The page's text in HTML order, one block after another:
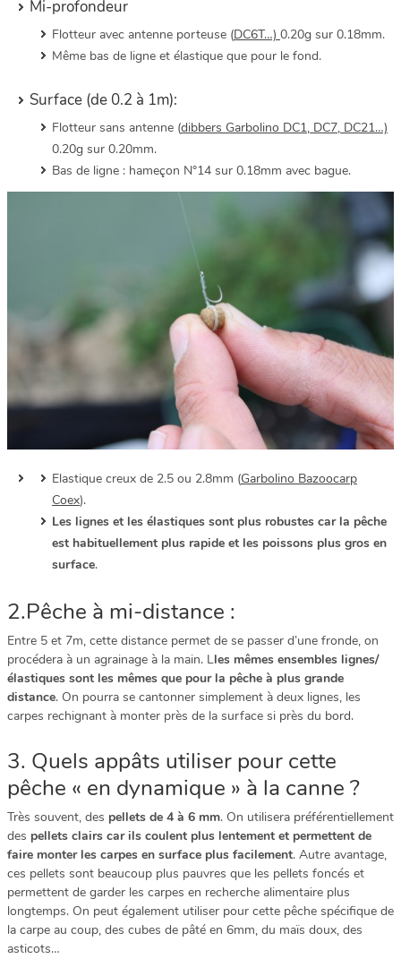
Mi-profondeur
Flotteur avec antenne porteuse (DC6T…) 0.20g sur 0.18mm.
Même bas de ligne et élastique que pour le fond.
Surface (de 0.2 à 1m):
Flotteur sans antenne (dibbers Garbolino DC1, DC7, DC21…)
0.20g sur 0.20mm.
Bas de ligne : hameçon N°14 sur 0.18mm avec bague.
Elastique creux de 2.5 ou 2.8mm (Garbolino Bazoocarp
Coex).
Les lignes et les élastiques sont plus robustes car la pêche
est habituellement plus rapide et les poissons plus gros en
surface.
2.Pêche à mi-distance :
Entre 5 et 7m, cette distance permet de se passer d’une fronde, on
procédera à un agrainage à la main. Lles mêmes ensembles lignes/
élastiques sont les mêmes que pour la pêche à plus grande
distance. On pourra se cantonner simplement à deux lignes, les
carpes rechignant à monter près de la surface si près du bord.
3. Quels appâts utiliser pour cette
pêche « en dynamique » à la canne ?
Très souvent, des pellets de 4 à 6 mm. On utilisera préférentiellement
des pellets clairs car ils coulent plus lentement et permettent de
faire monter les carpes en surface plus facilement. Autre avantage,
ces pellets sont beaucoup plus pauvres que les pellets foncés et
permettent de garder les carpes en recherche alimentaire plus
longtemps. On peut également utiliser pour cette pêche spécifique de
la carpe au coup, des cubes de pâté en 6mm, du maïs doux, des
asticots…